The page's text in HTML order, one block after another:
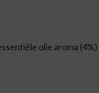
olie aroma (4%)